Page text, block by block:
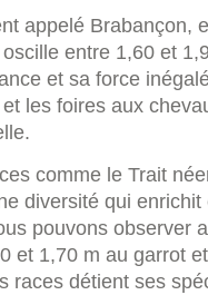
appelé Brabançon,
entre 1,60 et
et sa force
les foires aux
comme le Trait
diversité qui
pouvons observer
et 1,70 m au garrot
races détient ses